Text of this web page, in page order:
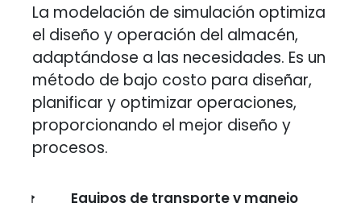
La modelación de simulación optimiza
el diseño y operación del almacén,
adaptándose a las necesidades. Es un
método de bajo costo para diseñar,
planificar y optimizar operaciones,
proporcionando el mejor diseño y
procesos.
Equipos de transporte y manejo